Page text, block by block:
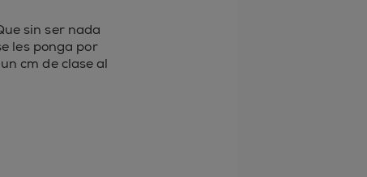
sin ser nada
les ponga por
cm de clase al